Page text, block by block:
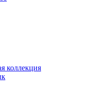
коллекция